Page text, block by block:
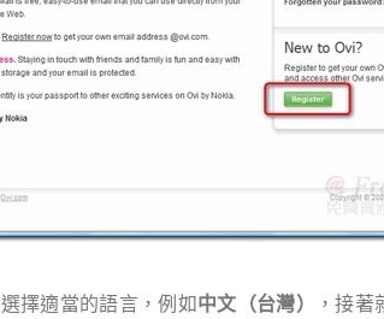
選擇適當的語言，例如中文（台灣）
，接